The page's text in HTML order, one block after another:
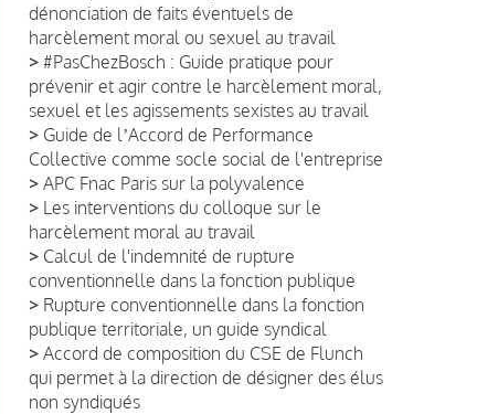
dénonciation de faits éventuels de
harcèlement moral ou sexuel au travail
> #PasChezBosch : Guide pratique pour
prévenir et agir contre le harcèlement moral,
sexuel et les agissements sexistes au travail
> Guide de lʼAccord de Performance
Collective comme socle social de l'entreprise
> APC Fnac Paris sur la polyvalence
> Les interventions du colloque sur le
harcèlement moral au travail
> Calcul de l'indemnité de rupture
conventionnelle dans la fonction publique
> Rupture conventionnelle dans la fonction
publique territoriale, un guide syndical
> Accord de composition du CSE de Flunch
qui permet à la direction de désigner des élus
non syndiqués